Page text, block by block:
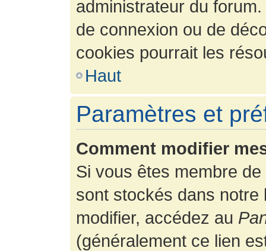
administrateur du
de connexion ou de
cookies pourrait les
Haut
Paramètres et
Comment modifier
Si vous êtes membre
sont stockés dans
modifier, accédez au
(généralement ce lien